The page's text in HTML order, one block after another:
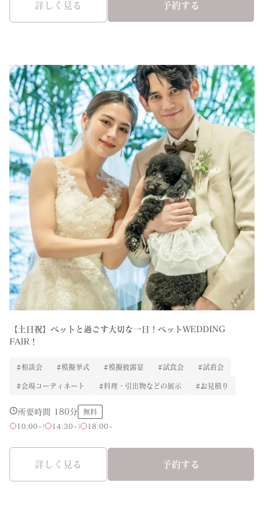
詳しく見る 予約する
【土日祝】ペットと過ごす大切な一日！ペットWEDDING
FAIR！
#相談会 #模擬挙式 #模擬披露宴 #試食会 #試着会
#会場コーディネート #料理・引出物などの展示 #お見積り
所要時間 180分
無料
10:00~
14:30~ 18:00~
詳しく見る 予約する